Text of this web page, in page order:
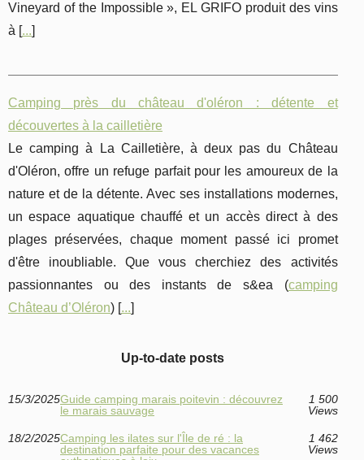
Vineyard of the Impossible », EL GRIFO produit des vins
à [...]
Camping près du château d'oléron : détente et
découvertes à la cailletière
Le camping à La Cailletière, à deux pas du Château
d'Oléron, offre un refuge parfait pour les amoureux de la
nature et de la détente. Avec ses installations modernes,
un espace aquatique chauffé et un accès direct à des
plages préservées, chaque moment passé ici promet
d'être inoubliable. Que vous cherchiez des activités
passionnantes ou des instants de s&ea (camping
Château d’Oléron) [...]
Up-to-date posts
15/3/2025Guide camping marais poitevin : découvrez
le marais sauvage
1 500
Views
18/2/2025Camping les ilates sur l'Île de ré : la
destination parfaite pour des vacances
1 462
Views